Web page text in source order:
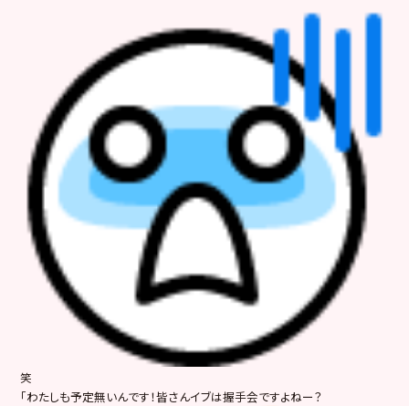
笑
「わたしも予定無いんです！皆さんイブは握手会ですよねー？